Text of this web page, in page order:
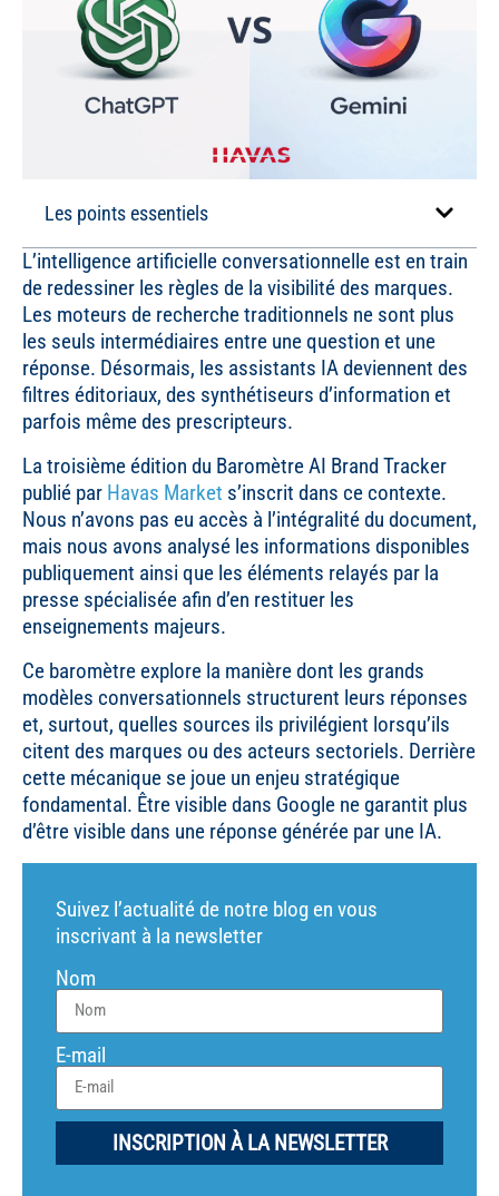
Les points essentiels
L’intelligence artificielle conversationnelle est en train
de redessiner les règles de la visibilité des marques.
Les moteurs de recherche traditionnels ne sont plus
les seuls intermédiaires entre une question et une
réponse. Désormais, les assistants IA deviennent des
filtres éditoriaux, des synthétiseurs d’information et
parfois même des prescripteurs.
La troisième édition du Baromètre AI Brand Tracker
publié par Havas Market s’inscrit dans ce contexte.
Nous n’avons pas eu accès à l’intégralité du document,
mais nous avons analysé les informations disponibles
publiquement ainsi que les éléments relayés par la
presse spécialisée afin d’en restituer les
enseignements majeurs.
Ce baromètre explore la manière dont les grands
modèles conversationnels structurent leurs réponses
et, surtout, quelles sources ils privilégient lorsqu’ils
citent des marques ou des acteurs sectoriels. Derrière
cette mécanique se joue un enjeu stratégique
fondamental. Être visible dans Google ne garantit plus
d’être visible dans une réponse générée par une IA.
Suivez l’actualité de notre blog en vous
inscrivant à la newsletter
Nom
E-mail
INSCRIPTION À LA NEWSLETTER